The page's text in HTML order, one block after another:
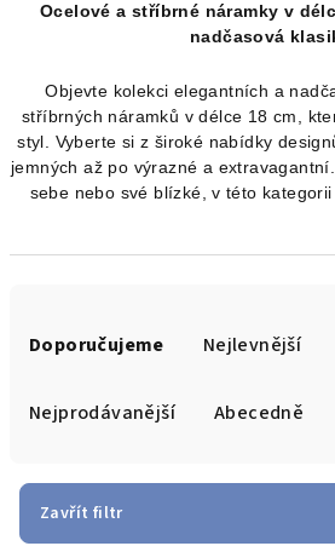
Ocelové a stříbrné náramky v
nadčasová
Objevte kolekci elegantních a
stříbrných náramků v délce 18 cm,
styl. Vyberte si z široké nabídky
jemných až po výrazné a
sebe nebo své blízké, v této
Doporučujeme Nejlevnější
Nejprodávanější Abecedně
Zavřít filtr